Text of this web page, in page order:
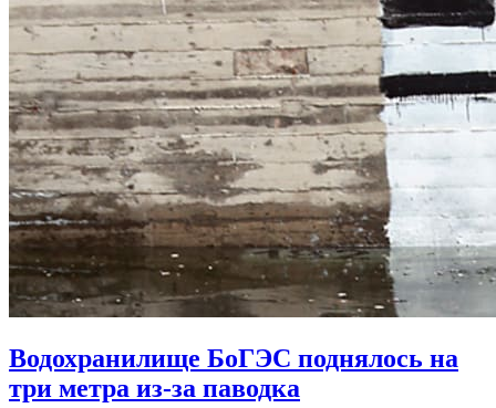
Водохранилище БоГЭС поднялось на
три метра из-за паводка